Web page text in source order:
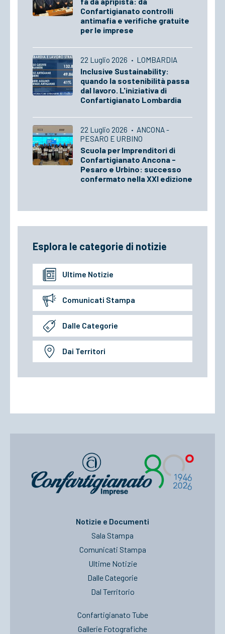
Confartigianato controlli
antimafia e verifiche gratuite
per le imprese
22 Luglio 2026 · LOMBARDIA
Inclusive Sustainability:
quando la sostenibilità passa
dal lavoro. L'iniziativa di
Confartigianato Lombardia
22 Luglio 2026 · ANCONA -
PESARO E URBINO
Scuola per Imprenditori di
Confartigianato Ancona -
Pesaro e Urbino: successo
confermato nella XXI edizione
Esplora le categorie di notizie
Ultime Notizie
Comunicati Stampa
Dalle Categorie
Dai Territori
Notizie e Documenti
Sala Stampa
Comunicati Stampa
Ultime Notizie
Dalle Categorie
Dal Territorio
Confartigianato Tube
Gallerie Fotografiche